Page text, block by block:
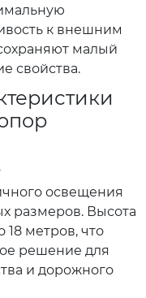
к внешним
малый
свойства.
освещения
размеров. Высота
18 метров, что
решение для
и дорожного